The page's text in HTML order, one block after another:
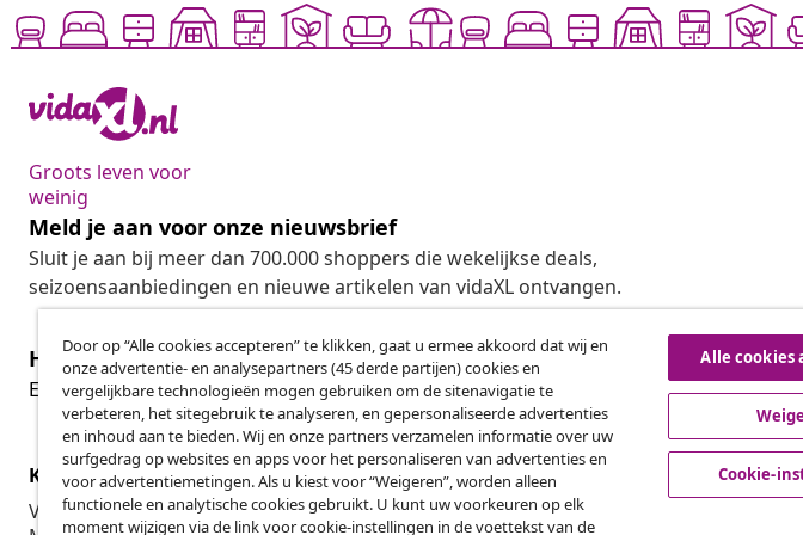
Groots leven voor
weinig
Meld je aan voor onze nieuwsbrief
Sluit je aan bij meer dan 700.000 shoppers die wekelijkse deals,
seizoensaanbiedingen en nieuwe artikelen van vidaXL ontvangen.
Herroeping van de overeenkomst
Een annulering voor je bestelling indienen
Herroeping van de
Klantenservice
Volg je bestelling
Zakelijk
Affiliateprogramma
Door op “Alle cookies accepteren” te klikken, gaat u ermee akkoord dat wij en
onze advertentie- en analysepartners (45 derde partijen) cookies en
vergelijkbare technologieën mogen gebruiken om de sitenavigatie te
verbeteren, het sitegebruik te analyseren, en gepersonaliseerde advertenties
en inhoud aan te bieden. Wij en onze partners verzamelen informatie over uw
surfgedrag op websites en apps voor het personaliseren van advertenties en
voor advertentiemetingen. Als u kiest voor “Weigeren”, worden alleen
functionele en analytische cookies gebruikt. U kunt uw voorkeuren op elk
moment wijzigen via de link voor cookie-instellingen in de voettekst van de
Alle cookies
Cookie-